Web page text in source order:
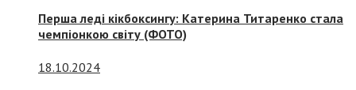
Перша леді кікбоксингу: Катерина Титаренко стала
чемпіонкою світу (ФОТО)
18.10.2024